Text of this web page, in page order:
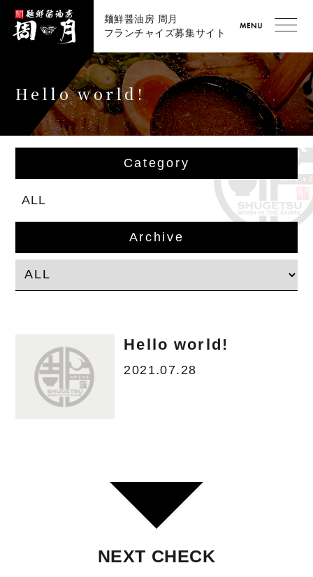
麺鮮醤油房 周月
フランチャイズ募集サイト
Hello world!
Category
ALL
Archive
Hello world!
2021.07.28
NEXT CHECK